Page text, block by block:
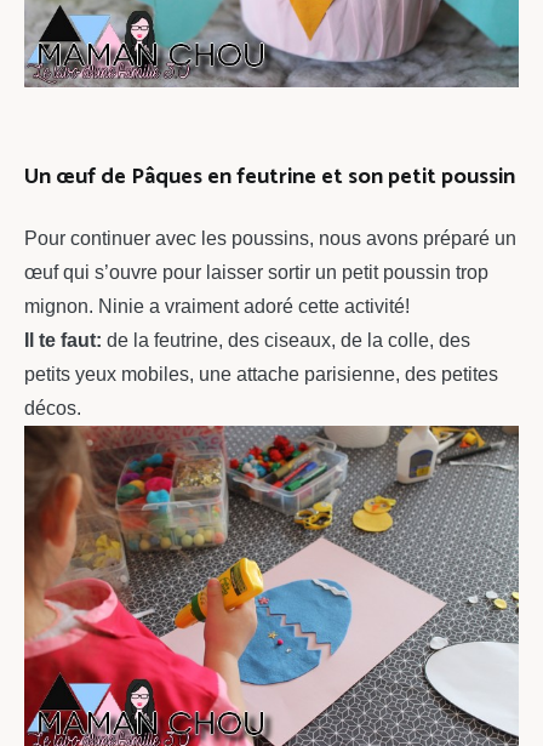
Un œuf de Pâques en feutrine et son petit poussin
Pour continuer avec les poussins, nous avons préparé un
œuf qui s’ouvre pour laisser sortir un petit poussin trop
mignon. Ninie a vraiment adoré cette activité!
Il te faut: de la feutrine, des ciseaux, de la colle, des
petits yeux mobiles, une attache parisienne, des petites
décos.